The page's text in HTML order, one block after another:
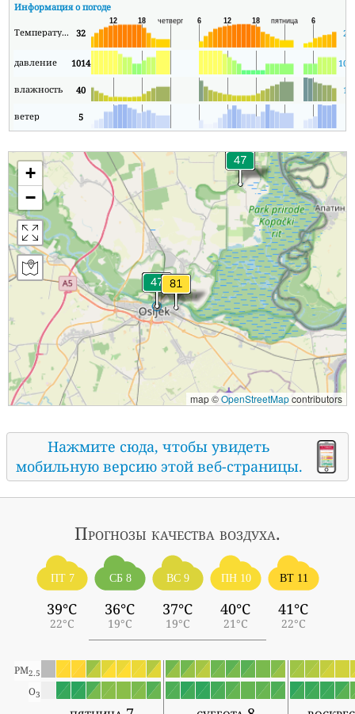
Информация о погоде
Температура 32 21
давление 1014
влажность 40 17
ветер 5
+
−
map ©OpenStreetMapcontributors
Нажмите сюда, чтобы увидеть
мобильную версию этой веб-страницы.
Прогнозы качества воздуха.
ПТ 7
39°C
22°C
СБ 8
36°C
19°C
ВС 9
37°C
19°C
ПН 10
40°C
21°C
ВТ 11
41°C
22°C
PM2.5
O3